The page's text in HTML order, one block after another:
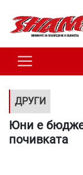
ДРУГИ
Юни е
почивката